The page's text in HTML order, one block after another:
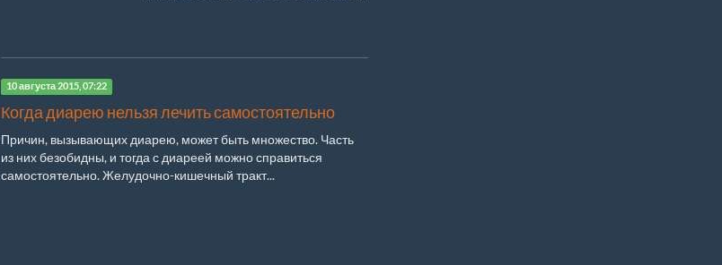
10 августа 2015, 07:22
Когда диарею нельзя лечить самостоятельно
Причин, вызывающих диарею, может быть множество. Часть
из них безобидны, и тогда с диареей можно справиться
самостоятельно. Желудочно-кишечный тракт...